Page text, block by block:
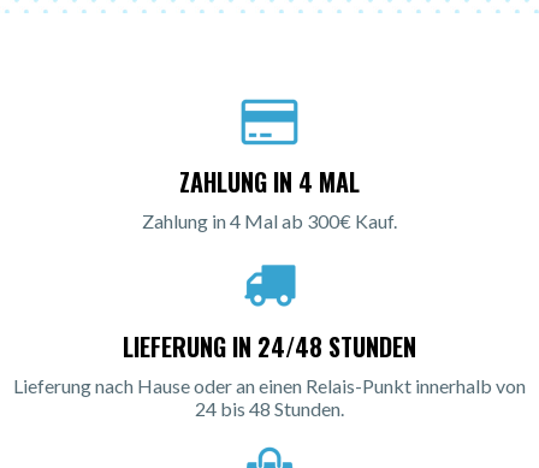
ZAHLUNG IN 4 MAL
Zahlung in 4 Mal ab 300€ Kauf.
LIEFERUNG IN 24/48 STUNDEN
Lieferung nach Hause oder an einen Relais-Punkt innerhalb von
24 bis 48 Stunden.